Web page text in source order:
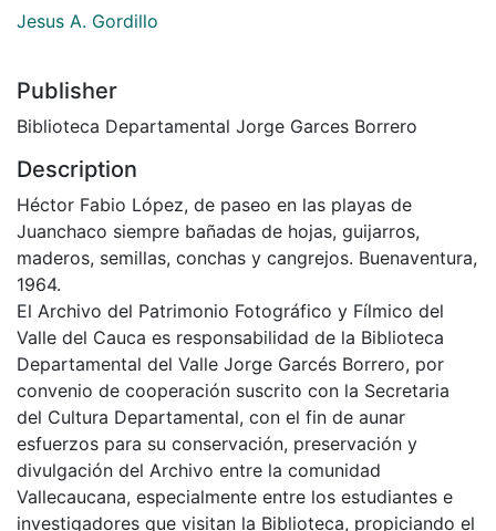
Jesus A. Gordillo
Publisher
Biblioteca Departamental Jorge Garces Borrero
Description
Héctor Fabio López, de paseo en las playas de
Juanchaco siempre bañadas de hojas, guijarros,
maderos, semillas, conchas y cangrejos. Buenaventura,
1964.
El Archivo del Patrimonio Fotográfico y Fílmico del
Valle del Cauca es responsabilidad de la Biblioteca
Departamental del Valle Jorge Garcés Borrero, por
convenio de cooperación suscrito con la Secretaria
del Cultura Departamental, con el fin de aunar
esfuerzos para su conservación, preservación y
divulgación del Archivo entre la comunidad
Vallecaucana, especialmente entre los estudiantes e
investigadores que visitan la Biblioteca, propiciando el